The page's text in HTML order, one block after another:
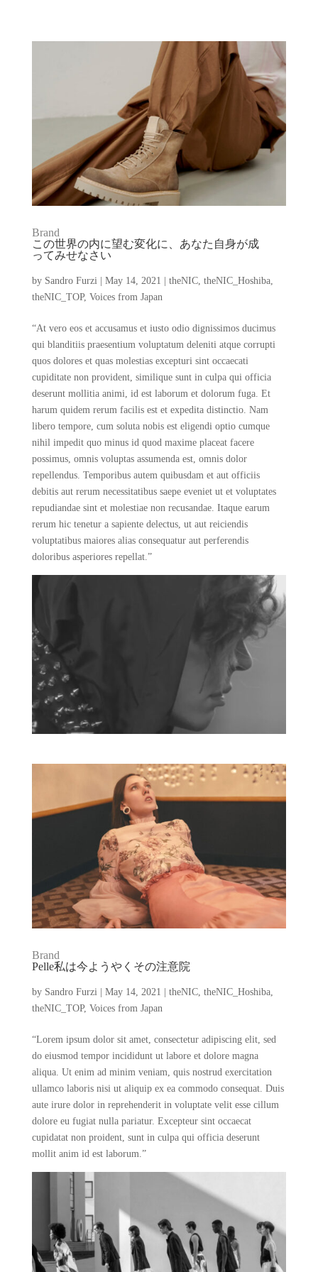
Brand
この世界の内に望む変化に、あなた自身が成
ってみせなさい
by Sandro Furzi| May 14, 2021 theNIC, theNIC_Hoshiba,
theNIC_TOP, Voices from Japan
“At vero eos et accusamus et iusto odio dignissimos ducimus
qui blanditiis praesentium voluptatum deleniti atque corrupti
quos dolores et quas molestias excepturi sint occaecati
cupiditate non provident, similique sunt in culpa qui officia
deserunt mollitia animi, id est laborum et dolorum fuga. Et
harum quidem rerum facilis est et expedita distinctio. Nam
libero tempore, cum soluta nobis est eligendi optio cumque
nihil impedit quo minus id quod maxime placeat facere
possimus, omnis voluptas assumenda est, omnis dolor
repellendus. Temporibus autem quibusdam et aut officiis
debitis aut rerum necessitatibus saepe eveniet ut et voluptates
repudiandae sint et molestiae non recusandae. Itaque earum
rerum hic tenetur a sapiente delectus, ut aut reiciendis
voluptatibus maiores alias consequatur aut perferendis
doloribus asperiores repellat.”
Brand
Pelle私は今ようやくその注意院
by Sandro Furzi| May 14, 2021 theNIC, theNIC_Hoshiba,
theNIC_TOP, Voices from Japan
“Lorem ipsum dolor sit amet, consectetur adipiscing elit, sed
do eiusmod tempor incididunt ut labore et dolore magna
aliqua. Ut enim ad minim veniam, quis nostrud exercitation
ullamco laboris nisi ut aliquip ex ea commodo consequat. Duis
aute irure dolor in reprehenderit in voluptate velit esse cillum
dolore eu fugiat nulla pariatur. Excepteur sint occaecat
cupidatat non proident, sunt in culpa qui officia deserunt
mollit anim id est laborum.”